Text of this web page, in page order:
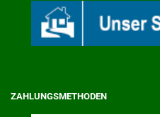
ZAHLUNGSMETHODEN